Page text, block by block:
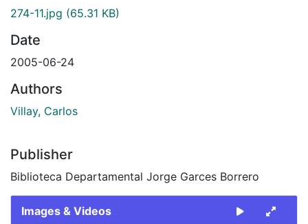
274-11.jpg (65.31 KB)
Date
2005-06-24
Authors
Villay, Carlos
Publisher
Biblioteca Departamental Jorge Garces Borrero
Images & Videos